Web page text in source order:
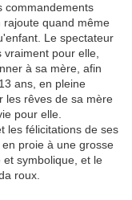
commandements
quand même
Le spectateur
pour elle,
à sa mère, afin
ans, en pleine
les rêves de sa mère
pour elle.
les félicitations de ses
proie à une grosse
symbolique, et le
roux.